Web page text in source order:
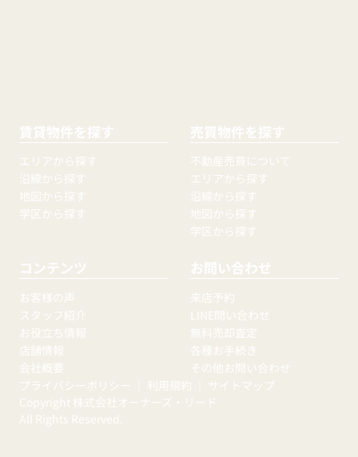
賃貸物件を探す
エリアから探す
沿線から探す
地図から探す
学区から探す
売買物件を探す
不動産売買について
エリアから探す
沿線から探す
地図から探す
学区から探す
コンテンツ
お客様の声
スタッフ紹介
お役立ち情報
店舗情報
会社概要
お問い合わせ
来店予約
LINE問い合わせ
無料売却査定
各種お手続き
その他お問い合わせ
プライバシーポリシー
利用規約
サイトマップ
Copyright 株式会社オーナーズ・リード
All Rights Reserved.